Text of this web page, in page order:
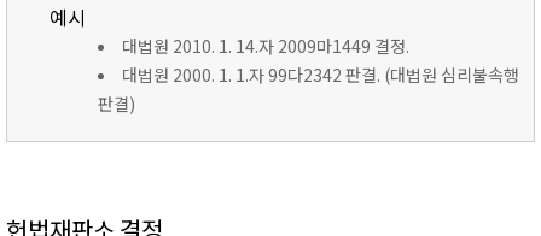
예시
대법원 2010. 1. 14.자 2009마1449 결정.
대법원 2000. 1. 1.자 99다2342 판결. (대법원 심리불속행
판결)